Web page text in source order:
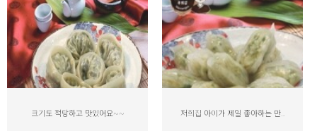
크기도 적당하고 맛있어요~~ 저희집 아이가 제일 좋아하는 만...